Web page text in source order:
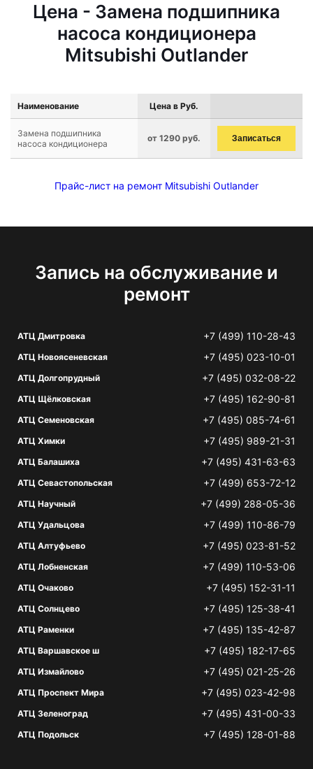
Цена - Замена подшипника
насоса кондиционера
Mitsubishi Outlander
Наименование Цена в Руб.
Замена подшипника
насоса кондиционера
от 1290 руб. Записаться
Прайс-лист на ремонт Mitsubishi Outlander
Запись на обслуживание и
ремонт
АТЦ Дмитровка +7 (499) 110-28-43
АТЦ Новоясеневская +7 (495) 023-10-01
АТЦ Долгопрудный +7 (495) 032-08-22
АТЦ Щёлковская +7 (495) 162-90-81
АТЦ Семеновская +7 (495) 085-74-61
АТЦ Химки +7 (495) 989-21-31
АТЦ Балашиха +7 (495) 431-63-63
АТЦ Севастопольская +7 (499) 653-72-12
АТЦ Научный +7 (499) 288-05-36
АТЦ Удальцова +7 (499) 110-86-79
АТЦ Алтуфьево +7 (495) 023-81-52
АТЦ Лобненская +7 (499) 110-53-06
АТЦ Очаково +7 (495) 152-31-11
АТЦ Солнцево +7 (495) 125-38-41
АТЦ Раменки +7 (495) 135-42-87
АТЦ Варшавское ш +7 (495) 182-17-65
АТЦ Измайлово +7 (495) 021-25-26
АТЦ Проспект Мира +7 (495) 023-42-98
АТЦ Зеленоград +7 (495) 431-00-33
АТЦ Подольск +7 (495) 128-01-88